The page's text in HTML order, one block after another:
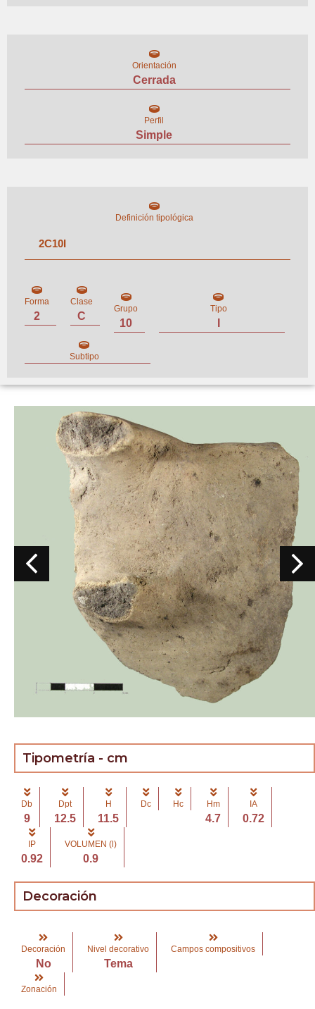
Orientación
Cerrada
Perfil
Simple
Definición tipológica
2C10I
Forma
2
Clase
C
Grupo
10
Tipo
Subtipo
Tipometría - cm
Db
9
Dpt
12.5
H
11.5
Dc Hc Hm
4.7
IA
0.72
IP
0.92
VOLUMEN (l)
0.9
Decoración
Decoración
No
Nivel decorativo
Tema
Campos compositivos
Zonación